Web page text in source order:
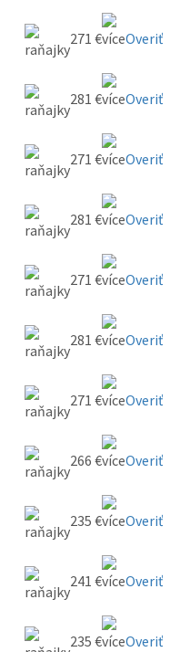
271 € Overiť
281 € Overiť
271 € Overiť
281 € Overiť
271 € Overiť
281 € Overiť
271 € Overiť
266 € Overiť
235 € Overiť
241 € Overiť
235 € Overiť